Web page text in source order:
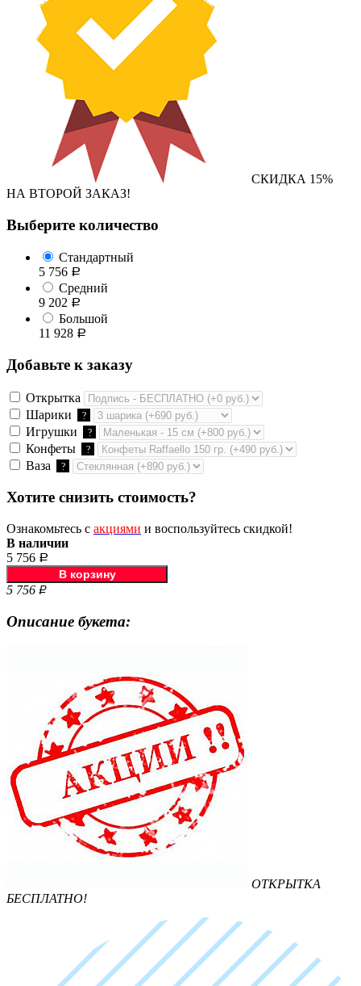
СКИДКА 15%
НА ВТОРОЙ ЗАКАЗ!
Выберите количество
Стандартный
5 756 Р
Средний
9 202 Р
Большой
11 928 Р
Добавьте к заказу
Открытка
Шарики
?
Игрушки ?
Конфеты ?
Ваза ?
Хотите снизить стоимость?
Ознакомьтесь с акциями и воспользуйтесь скидкой!
В наличии
5 756 Р
5 756 Р
Описание букета:
ОТКРЫТКА
БЕСПЛАТНО!